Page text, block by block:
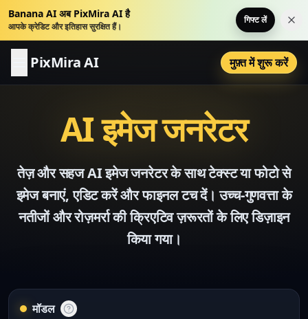
Banana AI अब PixMira AI है
आपके क्रेडिट और इतिहास सुरक्षित हैं।
गिफ्ट लें इस
PixMira AI मुफ़्त में शुरू करें
AI इमेज जनरेटर
तेज़ और सहज AI इमेज जनरेटर के साथ टेक्स्ट या फोटो से
इमेज बनाएं, एडिट करें और फाइनल टच दें। उच्च-गुणवत्ता के
नतीजों और रोज़मर्रा की क्रिएटिव ज़रूरतों के लिए डिज़ाइन
किया गया।
मॉडल